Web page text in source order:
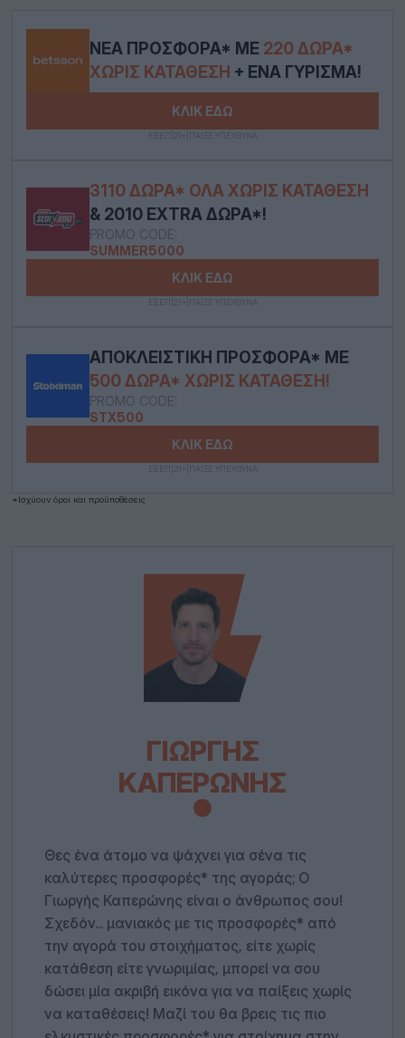
ΝΈΑ ΠΡΟΣΦΟΡΆ* ΜΕ 220 ΔΏΡΑ*
ΧΩΡΊΣ ΚΑΤΆΘΕΣΗ + ΈΝΑ ΓΎΡΙΣΜΑ!
ΕΕΕΠ|21+|ΠΑΙΞΕ ΥΠΕΥΘΥΝΑ
ΚΛΙΚ ΕΔΩ
3110 ΔΏΡΑ* ΟΛΑ ΧΩΡΊΣ ΚΑΤΆΘΕΣΗ
& 2010 EXTRA ΔΏΡΑ*!
PROMO CODE:
SUMMER5000
ΕΕΕΠ|21+|ΠΑΙΞΕ ΥΠΕΥΘΥΝΑ
ΚΛΙΚ ΕΔΩ
ΑΠΟΚΛΕΙΣΤΙΚΉ ΠΡΟΣΦΟΡΆ* ΜΕ
500 ΔΏΡΑ* ΧΩΡΊΣ ΚΑΤΆΘΕΣΗ!
PROMO CODE:
STX500
ΕΕΕΠ|21+|ΠΑΙΞΕ ΥΠΕΥΘΥΝΑ
ΚΛΙΚ ΕΔΩ
*Ισχύουν όροι και προϋποθέσεις
ΓΙΩΡΓΉΣ
ΚΑΠΕΡΏΝΗΣ
Θες ένα άτομο να ψάχνει για σένα τις
καλύτερες προσφορές* της αγοράς; Ο
Γιωργής Καπερώνης είναι ο άνθρωπος σου!
Σχεδόν... μανιακός με τις προσφορές* από
την αγορά του στοιχήματος, είτε χωρίς
κατάθεση είτε γνωριμίας, μπορεί να σου
δώσει μία ακριβή εικόνα για να παίξεις χωρίς
να καταθέσεις! Μαζί του θα βρεις τις πιο